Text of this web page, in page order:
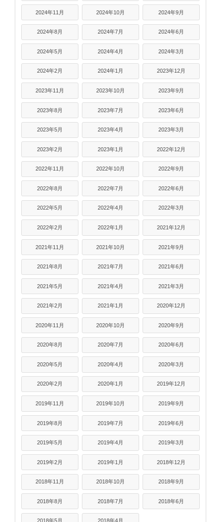
2024年11月 2024年10月 2024年9月
2024年8月 2024年7月 2024年6月
2024年5月 2024年4月 2024年3月
2024年2月 2024年1月 2023年12月
2023年11月 2023年10月 2023年9月
2023年8月 2023年7月 2023年6月
2023年5月 2023年4月 2023年3月
2023年2月 2023年1月 2022年12月
2022年11月 2022年10月 2022年9月
2022年8月 2022年7月 2022年6月
2022年5月 2022年4月 2022年3月
2022年2月 2022年1月 2021年12月
2021年11月 2021年10月 2021年9月
2021年8月 2021年7月 2021年6月
2021年5月 2021年4月 2021年3月
2021年2月 2021年1月 2020年12月
2020年11月 2020年10月 2020年9月
2020年8月 2020年7月 2020年6月
2020年5月 2020年4月 2020年3月
2020年2月 2020年1月 2019年12月
2019年11月 2019年10月 2019年9月
2019年8月 2019年7月 2019年6月
2019年5月 2019年4月 2019年3月
2019年2月 2019年1月 2018年12月
2018年11月 2018年10月 2018年9月
2018年8月 2018年7月 2018年6月
2018年5月 2018年4月